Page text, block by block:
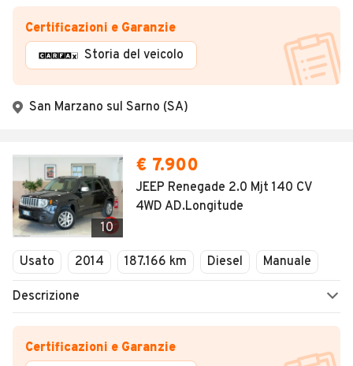
Certificazioni e Garanzie
Storia del veicolo
San Marzano sul Sarno (SA)
10
€ 7.900
JEEP Renegade 2.0 Mjt 140 CV
4WD AD.Longitude
Usato 2014 187.166 km Diesel Manuale
Descrizione
Certificazioni e Garanzie